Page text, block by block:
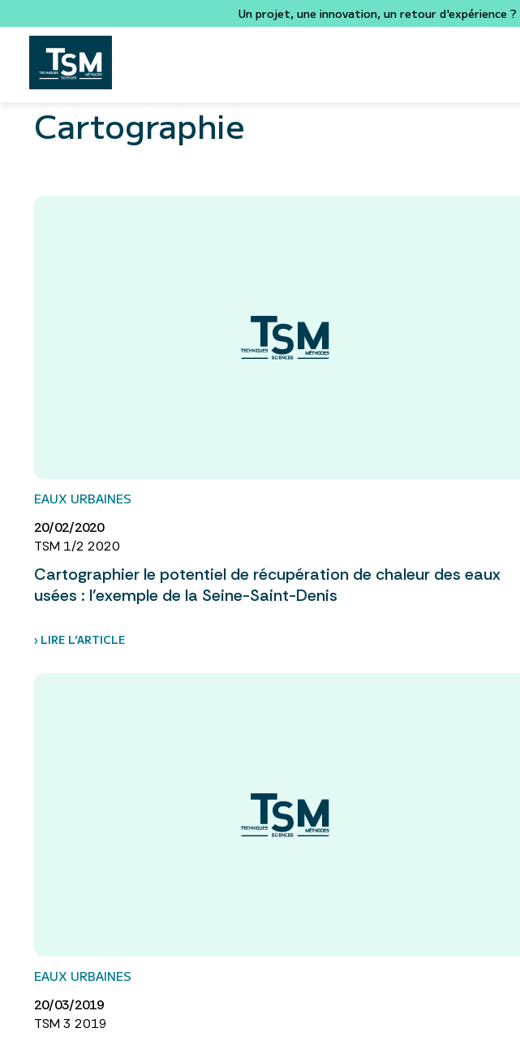
Un projet, une innovation, un retour d'expérience ?
Cartographie
EAUX URBAINES
20/02/2020
TSM 1/2 2020
Cartographier le potentiel de récupération de chaleur des eaux
usées : l’exemple de la Seine-Saint-Denis
› LIRE L’ARTICLE
EAUX URBAINES
20/03/2019
TSM 3 2019